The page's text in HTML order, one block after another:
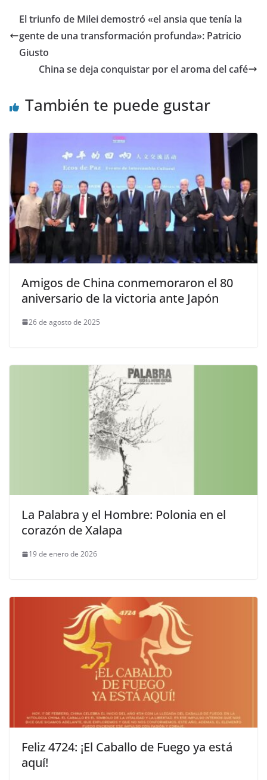
El triunfo de Milei demostró «el ansia que tenía la
gente de una transformación profunda»: Patricio
Giusto
China se deja conquistar por el aroma del café
También te puede gustar
Amigos de China conmemoraron el 80
aniversario de la victoria ante Japón
26 de agosto de 2025
La Palabra y el Hombre: Polonia en el
corazón de Xalapa
19 de enero de 2026
Feliz 4724: ¡El Caballo de Fuego ya está
aquí!